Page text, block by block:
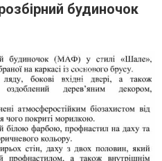
будиночок